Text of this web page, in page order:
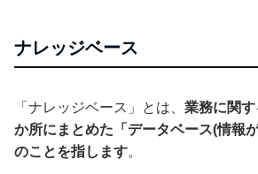
ナレッジベース
「ナレッジベース」とは、 業務に関
か所にまとめた「データベース(情報
のことを指します。